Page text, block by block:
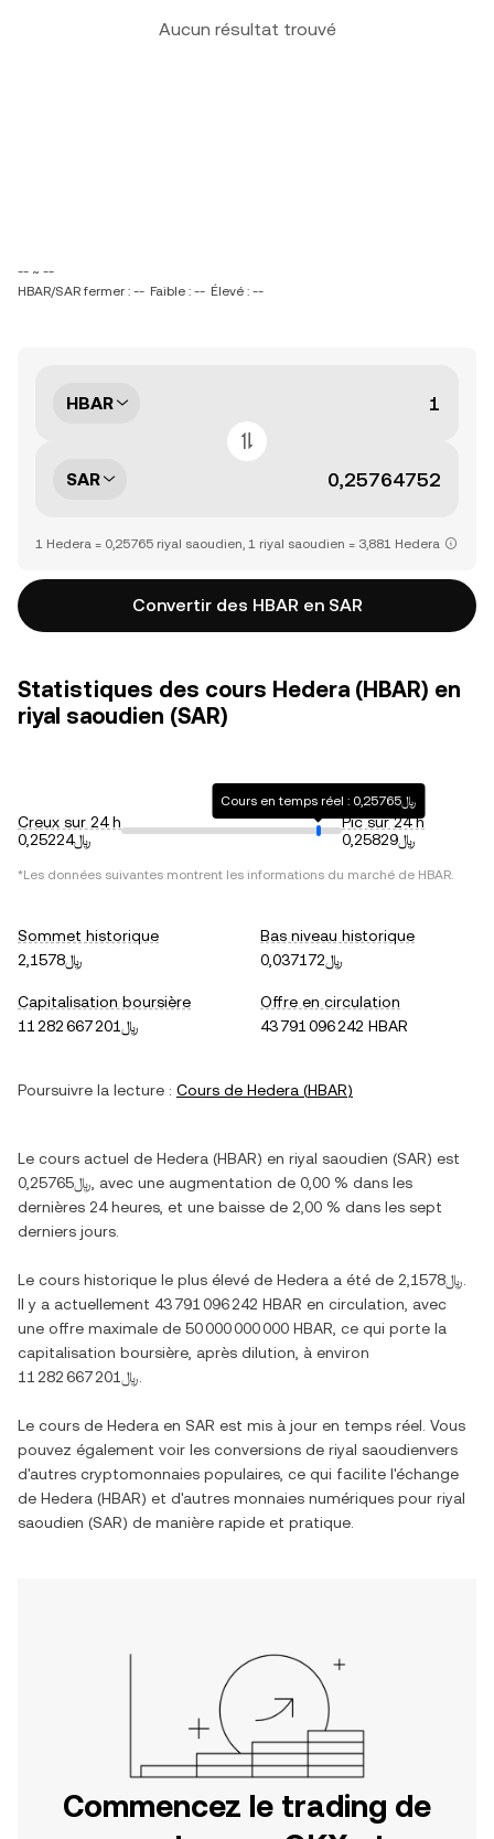
Aucun résultat trouvé
-- ~ --
HBAR/SAR fermer : -- Faible : -- Élevé : --
HBAR
SAR
1 Hedera = 0,25765 riyal saoudien, 1 riyal saoudien = 3,881 Hedera
Convertir des HBAR en SAR
Statistiques des cours Hedera (HBAR) en
riyal saoudien (SAR)
Creux sur 24 h
﷼0,25224
Cours en temps réel : ﷼0,25765
Pic sur 24 h
﷼0,25829
*Les données suivantes montrent les informations du marché de HBAR.
Sommet historique
﷼2,1578
Bas niveau historique
﷼0,037172
Capitalisation boursière
﷼11 282 667 201
Offre en circulation
43 791 096 242 HBAR
Poursuivre la lecture : Cours de Hedera (HBAR)
Le cours actuel de Hedera (HBAR) en riyal saoudien (SAR) est
﷼0,25765 , avec une augmentation de 0,00 % dans les
dernières 24 heures, et une baisse de 2,00 % dans les sept
derniers jours.
Le cours historique le plus élevé de Hedera a été de ﷼2,1578
Il y a actuellement 43 791 096 242 HBAR en circulation, avec
une offre maximale de 50 000 000 000 HBAR , ce qui porte la
capitalisation boursière, après dilution, à environ
﷼11 282 667 201
Le cours de Hedera en SAR est mis à jour en temps réel. Vous
pouvez également voir les conversions de riyal saoudienvers
d'autres cryptomonnaies populaires, ce qui facilite l'échange
de Hedera (HBAR) et d'autres monnaies numériques pour riyal
saoudien (SAR) de manière rapide et pratique.
Commencez le trading de